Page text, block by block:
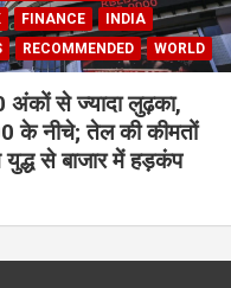
FINANCE
INDIA
RECOMMENDED WORLD
से ज्यादा लुढ़का,
के नीचे; तेल की कीमतों
से बाजार में हड़कंप